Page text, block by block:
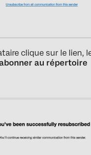
clique sur le lien,
au répertoire